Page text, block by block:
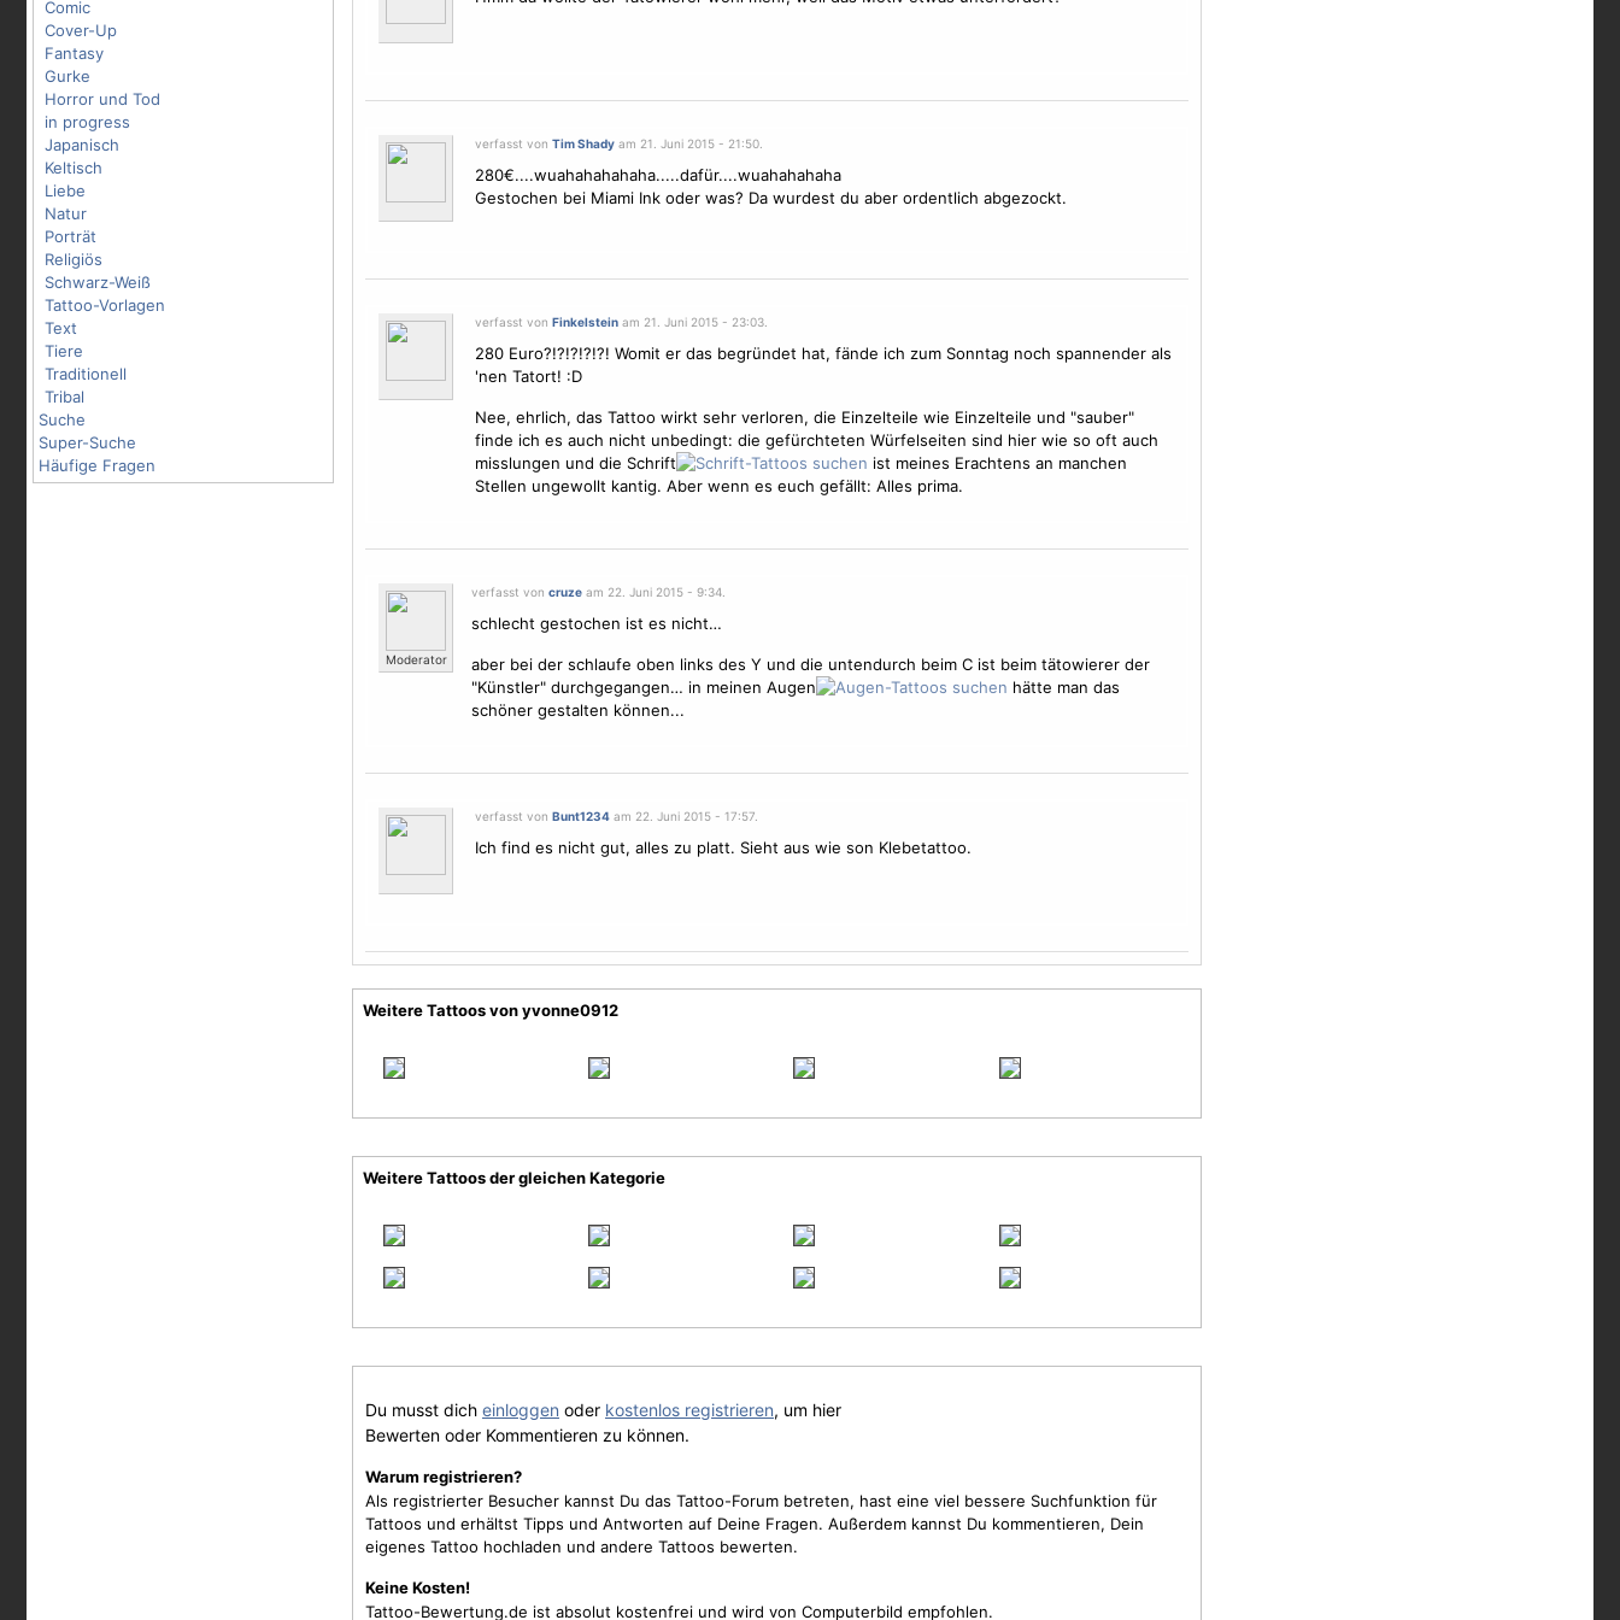
Comic
Cover-Up
Fantasy
Gurke
Horror und Tod
in progress
Japanisch
Keltisch
Liebe
Natur
Porträt
Religiös
Schwarz-Weiß
Tattoo-Vorlagen
Text
Tiere
Traditionell
Tribal
Suche
Super-Suche
Häufige Fragen
verfasst von Tim Shadyam 21. Juni 2015 - 21:50.
280€....wuahahahahaha.....dafür....wuahahahaha
Gestochen bei Miami Ink oder was? Da wurdest du aber ordentlich abgezockt.
verfasst von Finkelsteinam 21. Juni 2015 - 23:03.
280 Euro?!?!?!?!?! Womit er das begründet hat, fände ich zum Sonntag noch spannender als
'nen Tatort! :D
Nee, ehrlich, das Tattoo wirkt sehr verloren, die Einzelteile wie Einzelteile und "sauber"
finde ich es auch nicht unbedingt: die gefürchteten Würfelseiten sind hier wie so oft auch
misslungen und die Schrift
ist meines Erachtens an manchen
Stellen ungewollt kantig. Aber wenn es euch gefällt: Alles prima.
Moderator
verfasst von cruzeam 22. Juni 2015 - 9:34.
schlecht gestochen ist es nicht…
aber bei der schlaufe oben links des Y und die untendurch beim C ist beim tätowierer der
"Künstler" durchgegangen… in meinen Augen
hätte man das
schöner gestalten können...
verfasst von Bunt1234am 22. Juni 2015 - 17:57.
Ich find es nicht gut, alles zu platt. Sieht aus wie son Klebetattoo.
Weitere Tattoos von yvonne0912
Weitere Tattoos der gleichen Kategorie
Du musst dich einloggen oder kostenlos registrieren, um hier
Bewerten oder Kommentieren zu können.
Warum registrieren?
Als registrierter Besucher kannst Du das Tattoo-Forum betreten, hast eine viel bessere Suchfunktion für
Tattoos und erhältst Tipps und Antworten auf Deine Fragen. Außerdem kannst Du kommentieren, Dein
eigenes Tattoo hochladen und andere Tattoos bewerten.
Keine Kosten!
Tattoo-Bewertung.de ist absolut kostenfrei und wird von Computerbild empfohlen.